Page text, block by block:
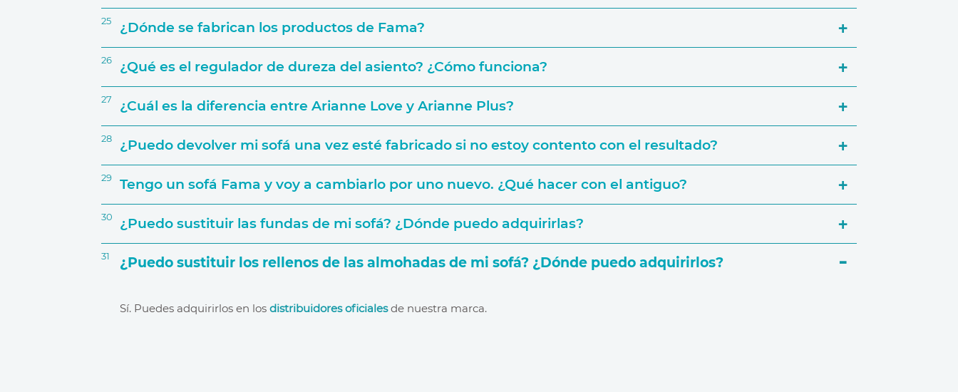
garantía de por vida
25 ¿Dónde se fabrican los productos de Fama?
26 ¿Qué es el regulador de dureza del asiento? ¿Cómo funciona?
27 ¿Cuál es la diferencia entre Arianne Love y Arianne Plus?
28 ¿Puedo devolver mi sofá una vez esté fabricado si no estoy contento con el resultado?
29 Tengo un sofá Fama y voy a cambiarlo por uno nuevo. ¿Qué hacer con el antiguo?
30 ¿Puedo sustituir las fundas de mi sofá? ¿Dónde puedo adquirirlas?
31 ¿Puedo sustituir los rellenos de las almohadas de mi sofá? ¿Dónde puedo adquirirlos?
Sí. Puedes adquirirlos en los distribuidores oficialesde nuestra marca.